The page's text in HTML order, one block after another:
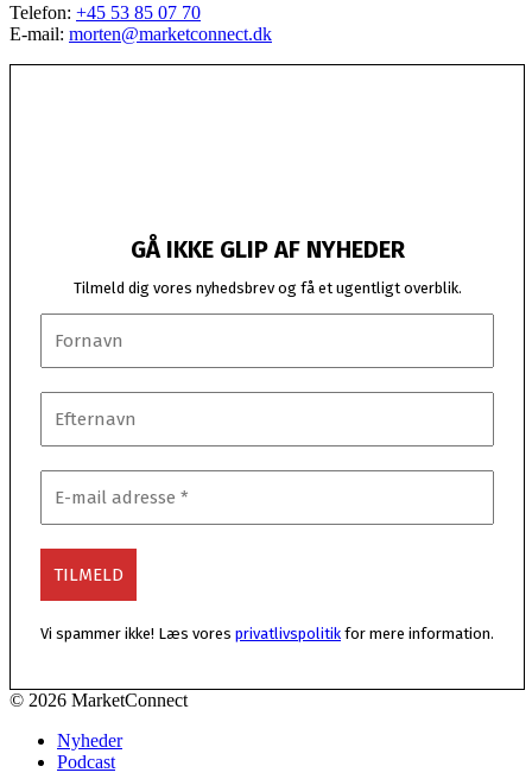
Telefon: +45 53 85 07 70
E-mail: morten@marketconnect.dk
GÅ IKKE GLIP AF NYHEDER
Tilmeld dig vores nyhedsbrev og få et ugentligt overblik.
Vi spammer ikke! Læs vores privatlivspolitik for mere information.
© 2026 MarketConnect
Nyheder
Podcast